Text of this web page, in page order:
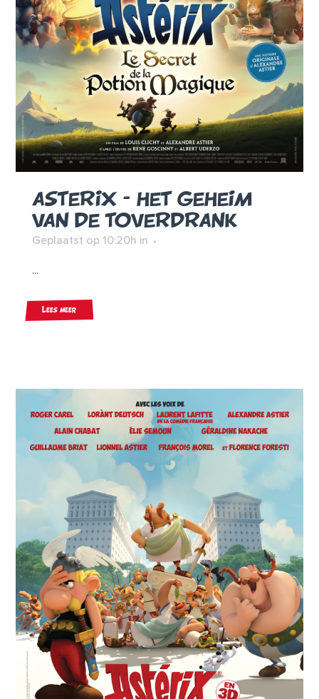
ASTERIX – HET GEHEIM
VAN DE TOVERDRANK
Geplaatst op 10:20h in
...
Lees meer